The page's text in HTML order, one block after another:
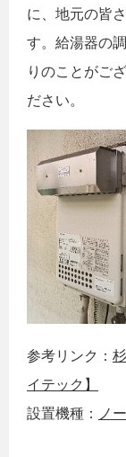
に、地元の皆
す。給湯器の
りのことがご
ださい。
参考リンク：
イテック】
設置機種：
ノ